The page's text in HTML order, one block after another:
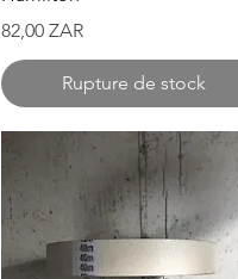
Prix
82,00 ZAR
Rupture de stock